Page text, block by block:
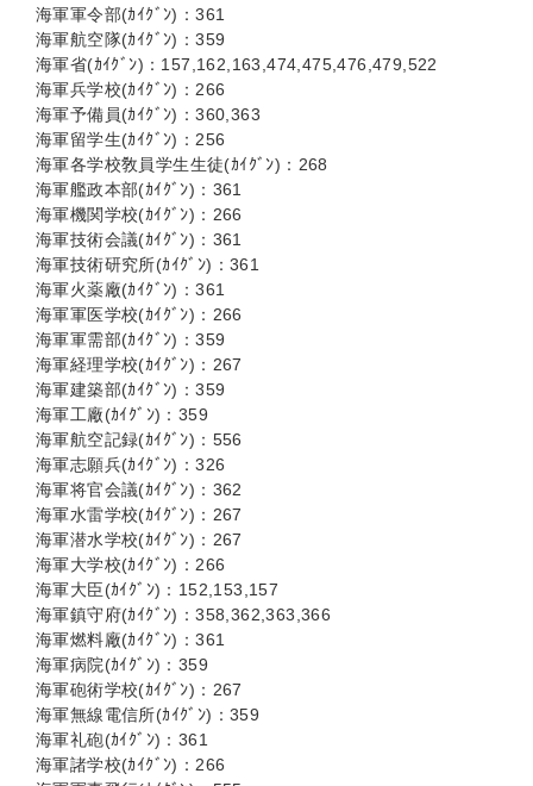
海軍軍令部(ｶｲｸﾞﾝ)：361
海軍航空隊(ｶｲｸﾞﾝ)：359
海軍省(ｶｲｸﾞﾝ)：157,162,163,474,475,476,479,522
海軍兵学校(ｶｲｸﾞﾝ)：266
海軍予備員(ｶｲｸﾞﾝ)：360,363
海軍留学生(ｶｲｸﾞﾝ)：256
海軍各学校敎員学生生徒(ｶｲｸﾞﾝ)：268
海軍艦政本部(ｶｲｸﾞﾝ)：361
海軍機関学校(ｶｲｸﾞﾝ)：266
海軍技術会議(ｶｲｸﾞﾝ)：361
海軍技術研究所(ｶｲｸﾞﾝ)：361
海軍火薬廠(ｶｲｸﾞﾝ)：361
海軍軍医学校(ｶｲｸﾞﾝ)：266
海軍軍需部(ｶｲｸﾞﾝ)：359
海軍経理学校(ｶｲｸﾞﾝ)：267
海軍建築部(ｶｲｸﾞﾝ)：359
海軍工廠(ｶｲｸﾞﾝ)：359
海軍航空記録(ｶｲｸﾞﾝ)：556
海軍志願兵(ｶｲｸﾞﾝ)：326
海軍将官会議(ｶｲｸﾞﾝ)：362
海軍水雷学校(ｶｲｸﾞﾝ)：267
海軍潜水学校(ｶｲｸﾞﾝ)：267
海軍大学校(ｶｲｸﾞﾝ)：266
海軍大臣(ｶｲｸﾞﾝ)：152,153,157
海軍鎮守府(ｶｲｸﾞﾝ)：358,362,363,366
海軍燃料廠(ｶｲｸﾞﾝ)：361
海軍病院(ｶｲｸﾞﾝ)：359
海軍砲術学校(ｶｲｸﾞﾝ)：267
海軍無線電信所(ｶｲｸﾞﾝ)：359
海軍礼砲(ｶｲｸﾞﾝ)：361
海軍諸学校(ｶｲｸﾞﾝ)：266